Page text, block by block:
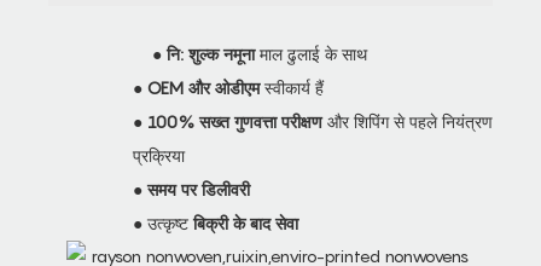
●नि: शुल्क नमूनामाल ढुलाई के साथ
● OEM और ओडीएमस्वीकार्य हैं
● 100% सख्त गुणवत्ता परीक्षणऔर शिपिंग से पहले नियंत्रण
प्रक्रिया
●समय पर डिलीवरी
● उत्कृष्टबिक्री के बाद सेवा